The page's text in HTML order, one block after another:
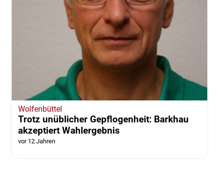
Wolfenbüttel
Trotz unüblicher Gepflogenheit: Barkhau
akzeptiert Wahlergebnis
vor 12 Jahren